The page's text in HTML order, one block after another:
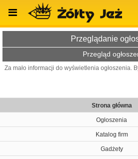
Przeglądanie
Przegląd
Za mało informacji do wyświetlenia ogłoszenia.
Strona główna
Ogłoszenia
Katalog firm
Gadżety